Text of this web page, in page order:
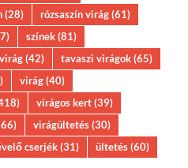
(28) rózsaszín virág(61)
színek(81)
(42) tavaszi virágok(65)
virág(40)
virágos kert(39)
virágültetés(30)
cserjék(31) ültetés(60)